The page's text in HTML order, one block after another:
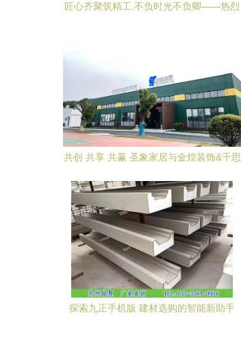
匠心齐聚筑精工,不负时光不负卿——热烈
共创 共享 共赢 圣象家居与金煌装饰&千思
探索九正手机版 建材选购的智能新助手